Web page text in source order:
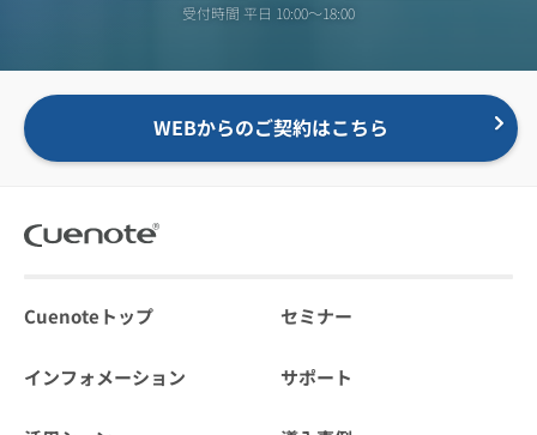
受付時間 平日 10:00〜18:00
WEBからのご契約はこちら
Cuenoteトップ セミナー
インフォメーション サポート